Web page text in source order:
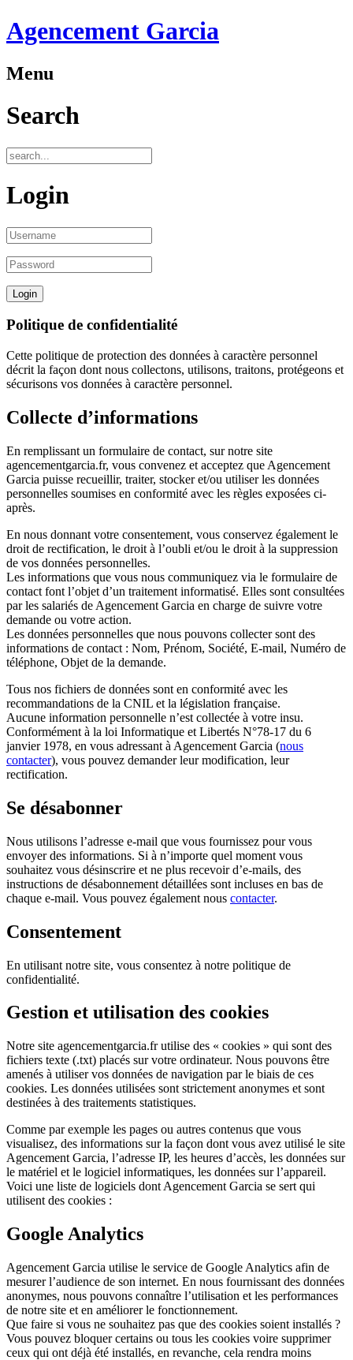
Agencement Garcia
Menu
Search
Login
Politique de confidentialité
Cette politique de protection des données à caractère personnel
décrit la façon dont nous collectons, utilisons, traitons, protégeons et
sécurisons vos données à caractère personnel.
Collecte d’informations
En remplissant un formulaire de contact, sur notre site
agencementgarcia.fr, vous convenez et acceptez que Agencement
Garcia puisse recueillir, traiter, stocker et/ou utiliser les données
personnelles soumises en conformité avec les règles exposées ci-
après.
En nous donnant votre consentement, vous conservez également le
droit de rectification, le droit à l’oubli et/ou le droit à la suppression
de vos données personnelles.
Les informations que vous nous communiquez via le formulaire de
contact font l’objet d’un traitement informatisé. Elles sont consultées
par les salariés de Agencement Garcia en charge de suivre votre
demande ou votre action.
Les données personnelles que nous pouvons collecter sont des
informations de contact : Nom, Prénom, Société, E-mail, Numéro de
téléphone, Objet de la demande.
Tous nos fichiers de données sont en conformité avec les
recommandations de la CNIL et la législation française.
Aucune information personnelle n’est collectée à votre insu.
Conformément à la loi Informatique et Libertés N°78-17 du 6
janvier 1978, en vous adressant à Agencement Garcia (nous
contacter), vous pouvez demander leur modification, leur
rectification.
Se désabonner
Nous utilisons l’adresse e-mail que vous fournissez pour vous
envoyer des informations. Si à n’importe quel moment vous
souhaitez vous désinscrire et ne plus recevoir d’e-mails, des
instructions de désabonnement détaillées sont incluses en bas de
chaque e-mail. Vous pouvez également nous contacter.
Consentement
En utilisant notre site, vous consentez à notre politique de
confidentialité.
Gestion et utilisation des cookies
Notre site agencementgarcia.fr utilise des « cookies » qui sont des
fichiers texte (.txt) placés sur votre ordinateur. Nous pouvons être
amenés à utiliser vos données de navigation par le biais de ces
cookies. Les données utilisées sont strictement anonymes et sont
destinées à des traitements statistiques.
Comme par exemple les pages ou autres contenus que vous
visualisez, des informations sur la façon dont vous avez utilisé le site
Agencement Garcia, l’adresse IP, les heures d’accès, les données sur
le matériel et le logiciel informatiques, les données sur l’appareil.
Voici une liste de logiciels dont Agencement Garcia se sert qui
utilisent des cookies :
Google Analytics
Agencement Garcia utilise le service de Google Analytics afin de
mesurer l’audience de son internet. En nous fournissant des données
anonymes, nous pouvons connaître l’utilisation et les performances
de notre site et en améliorer le fonctionnement.
Que faire si vous ne souhaitez pas que des cookies soient installés ?
Vous pouvez bloquer certains ou tous les cookies voire supprimer
ceux qui ont déjà été installés, en revanche, cela rendra moins